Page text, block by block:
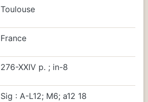
Toulouse
France
276-XXIV p. ; in-8
Sig : A-L12; M6; a12 18